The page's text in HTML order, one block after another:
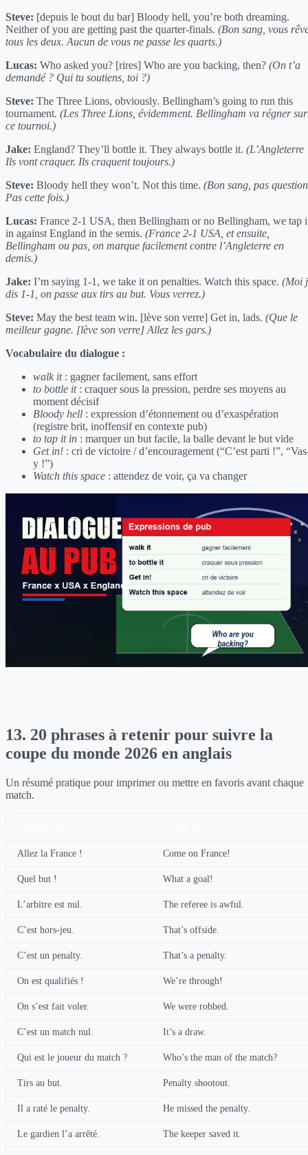
Steve: [depuis le bout du bar] Bloody hell, you’re both dreaming.
Neither of you are getting past the quarter-finals. (Bon sang, vous
tous les deux. Aucun de vous ne passe les quarts.)
Lucas: Who asked you? [rires] Who are you backing, then? (On t’a
demandé ? Qui tu soutiens, toi ?)
Steve: The Three Lions, obviously. Bellingham’s going to run this
tournament. (Les Three Lions, évidemment. Bellingham va régner sur
ce tournoi.)
Jake: England? They’ll bottle it. They always bottle it. (L’Angleterre
Ils vont craquer. Ils craquent toujours.)
Steve: Bloody hell they won’t. Not this time. (Bon sang, pas
Pas cette fois.)
Lucas: France 2-1 USA, then Bellingham or no Bellingham, we tap
in against England in the semis. (France 2-1 USA, et ensuite,
Bellingham ou pas, on marque facilement contre l’Angleterre en
demis.)
Jake: I’m saying 1-1, we take it on penalties. Watch this space. (Moi
dis 1-1, on passe aux tirs au but. Vous verrez.)
Steve: May the best team win. [lève son verre] Get in, lads. (Que le
meilleur gagne. [lève son verre] Allez les gars.)
Vocabulaire du dialogue :
walk it: gagner facilement, sans effort
to bottle it: craquer sous la pression, perdre ses moyens au
moment décisif
Bloody hell : expression d’étonnement ou d’exaspération
(registre brit, inoffensif en contexte pub)
to tap it in : marquer un but facile, la balle devant le but vide
Get in! : cri de victoire / d’encouragement (“C’est parti !”,
y !”)
Watch this space : attendez de voir, ça va changer
13. 20 phrases à retenir pour suivre la
coupe du monde 2026 en anglais
Un résumé pratique pour imprimer ou mettre en favoris avant chaque
match.
Allez la France ! Come on France!
Quel but ! What a goal!
L’arbitre est nul. The referee is awful.
C’est hors-jeu. That’s offside.
C’est un penalty. That’s a penalty.
On est qualifiés ! We’re through!
On s’est fait voler. We were robbed.
C’est un match nul. It’s a draw.
Qui est le joueur du match ? Who’s the man of the match?
Tirs au but. Penalty shootout.
Il a raté le penalty. He missed the penalty.
Le gardien l’a arrêté. The keeper saved it.